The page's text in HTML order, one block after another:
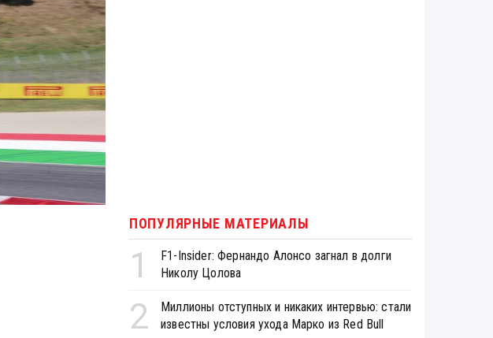
ПОПУЛЯРНЫЕ МАТЕРИАЛЫ
1
F1-Insider: Фернандо Алонсо загнал в долги
Николу Цолова
2
Миллионы отступных и никаких интервью: стали
известны условия ухода Марко из Red Bull